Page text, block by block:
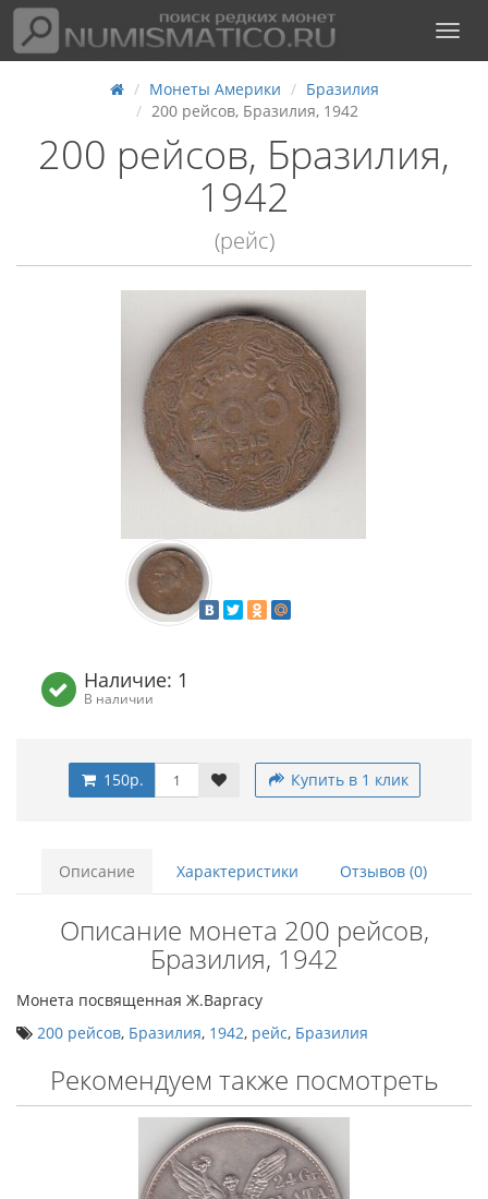
Монеты Америки
Бразилия
200 рейсов, Бразилия, 1942
200 рейсов, Бразилия,
1942
(рейс)
Наличие: 1
В наличии
150р. Купить в 1 клик
Описание Характеристики Отзывов (0)
Описание монета 200 рейсов,
Бразилия, 1942
Монета посвященная Ж.Варгасу
200 рейсов, Бразилия, 1942, рейс, Бразилия
Рекомендуем также посмотреть